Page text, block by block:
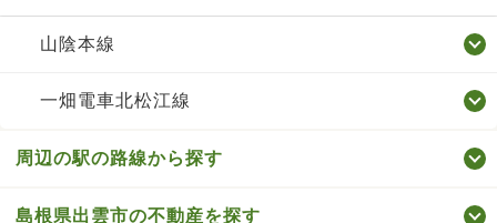
山陰本線
一畑電車北松江線
周辺の駅の路線から探す
島根県出雲市の不動産を探す